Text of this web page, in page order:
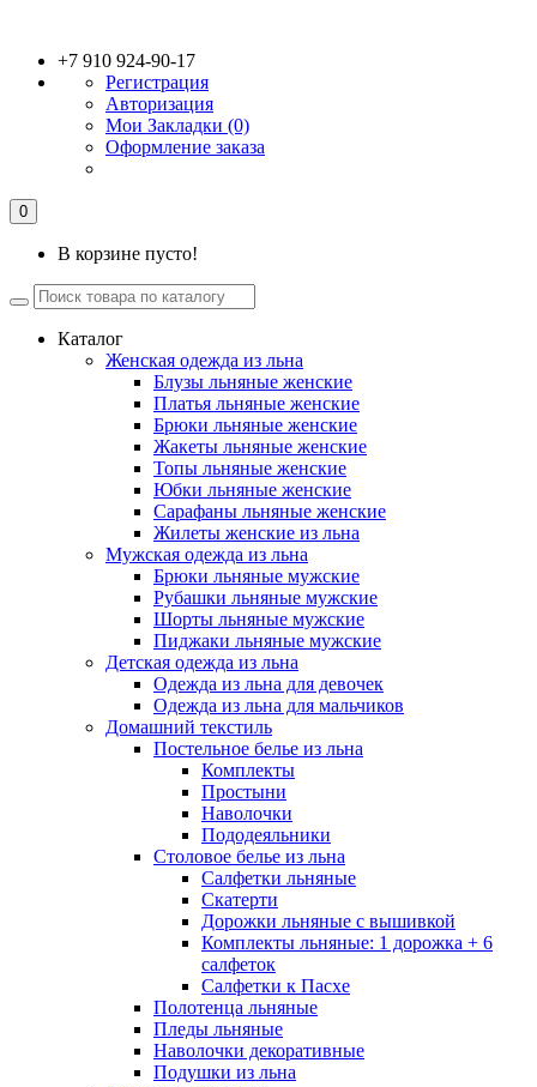
+7 910 924-90-17
Регистрация
Авторизация
Мои Закладки (0)
Оформление заказа
0
В корзине пусто!
Каталог
Женская одежда из льна
Блузы льняные женские
Платья льняные женские
Брюки льняные женские
Жакеты льняные женские
Топы льняные женские
Юбки льняные женские
Сарафаны льняные женские
Жилеты женские из льна
Мужская одежда из льна
Брюки льняные мужские
Рубашки льняные мужские
Шорты льняные мужские
Пиджаки льняные мужские
Детская одежда из льна
Одежда из льна для девочек
Одежда из льна для мальчиков
Домашний текстиль
Постельное белье из льна
Комплекты
Простыни
Наволочки
Пододеяльники
Столовое белье из льна
Салфетки льняные
Скатерти
Дорожки льняные с вышивкой
Комплекты льняные: 1 дорожка + 6
салфеток
Салфетки к Пасхе
Полотенца льняные
Пледы льняные
Наволочки декоративные
Подушки из льна